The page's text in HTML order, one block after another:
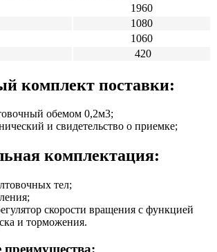
1960
1080
1060
420
комплект поставки:
обемом 0,2м3;
и свидетельство о приемке;
комплектация:
тел;
скорости вращения с функцией
и торможения.